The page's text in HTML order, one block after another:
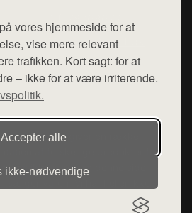
vores hjemmeside for at
vise mere relevant
trafikken. Kort sagt: for at
– ikke for at være irriterende.
Accepter alle
ikke‑nødvendige
Mail: hej@want.dk
Cookie- og privatlivspolitik
der udgiver en række
af forskellige produkter fra
ikke varer fra denne side - vi